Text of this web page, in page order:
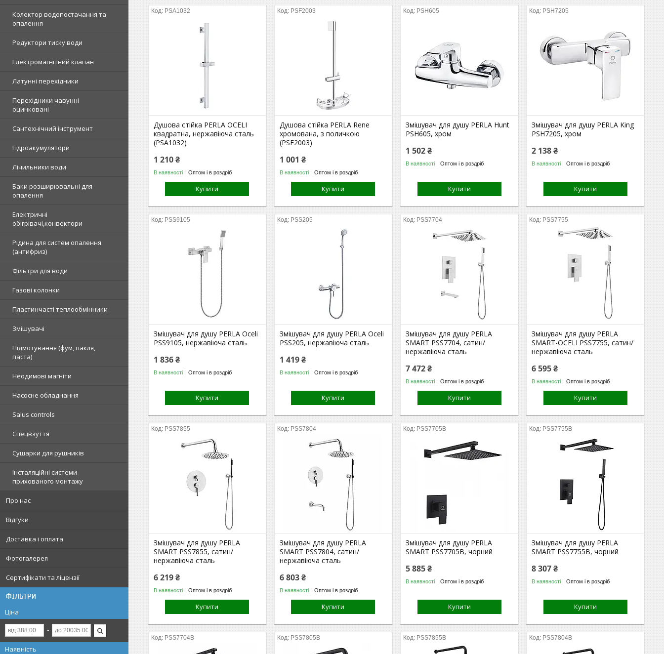
Колектор водопостачання та
опалення
Редуктори тиску води
Електромагнітний клапан
Латунні перехідники
Перехідники чавунні
оцинковані
Сантехнічний інструмент
Гідроакумулятори
Лічильники води
Баки розширювальні для
опалення
Електричні
обігрівачі,конвектори
Рідина для систем опалення
(антифриз)
Фільтри для води
Газові колонки
Пластинчасті теплообмінники
Змішувачі
Підмотування (фум, пакля,
паста)
Неодимові магніти
Насосне обладнання
Salus controls
Спецвзуття
Сушарки для рушників
Інсталяційні системи
прихованого монтажу
Про нас
Відгуки
Доставка і оплата
Фотогалерея
Сертифікати та ліцензії
ФІЛЬТРИ
Ціна
Наявність
PSA1032
Душова стійка PERLA OCELI
квадратна, нержавіюча сталь
(PSA1032)
1 210 ₴
В наявності Оптом і в роздріб
Купити
PSF2003
Душова стійка PERLA Rene
хромована, з поличкою
(PSF2003)
1 001 ₴
В наявності Оптом і в роздріб
Купити
PSH605
Змішувач для душу PERLA Hunt
PSH605, хром
1 502 ₴
В наявності Оптом і в роздріб
Купити
PSH7205
Змішувач для душу PERLA King
PSH7205, хром
2 138 ₴
В наявності Оптом і в роздріб
Купити
PSS9105
Змішувач для душу PERLA Oceli
PSS9105, нержавіюча сталь
1 836 ₴
В наявності Оптом і в роздріб
Купити
PSS205
Змішувач для душу PERLA Oceli
PSS205, нержавіюча сталь
1 419 ₴
В наявності Оптом і в роздріб
Купити
PSS7704
Змішувач для душу PERLA
SMART PSS7704, сатин/
нержавіюча сталь
7 472 ₴
В наявності Оптом і в роздріб
Купити
PSS7755
Змішувач для душу PERLA
SMART-OCELI PSS7755, сатин/
нержавіюча сталь
6 595 ₴
В наявності Оптом і в роздріб
Купити
PSS7855
Змішувач для душу PERLA
SMART PSS7855, сатин/
нержавіюча сталь
6 219 ₴
В наявності Оптом і в роздріб
Купити
PSS7804
Змішувач для душу PERLA
SMART PSS7804, сатин/
нержавіюча сталь
6 803 ₴
В наявності Оптом і в роздріб
Купити
PSS7705B
Змішувач для душу PERLA
SMART PSS7705B, чорний
5 885 ₴
В наявності Оптом і в роздріб
Купити
PSS7755B
Змішувач для душу PERLA
SMART PSS7755B, чорний
8 307 ₴
В наявності Оптом і в роздріб
Купити
PSS7704B PSS7805B PSS7855B PSS7804B